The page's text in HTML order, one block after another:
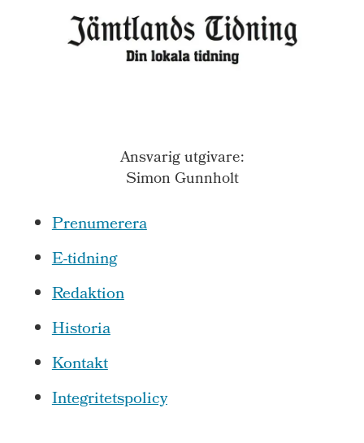
Ansvarig utgivare:
Simon Gunnholt
Prenumerera
E-tidning
Redaktion
Historia
Kontakt
Integritetspolicy